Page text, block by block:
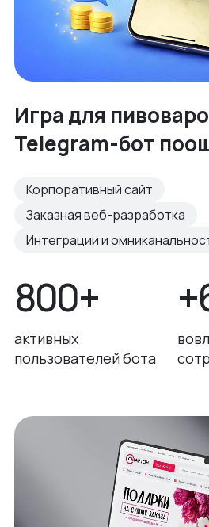
Игра для
Telegram-бот
Корпоративный сайт
Заказная веб-разработка
Интеграции и
800+
активных
пользователей бота